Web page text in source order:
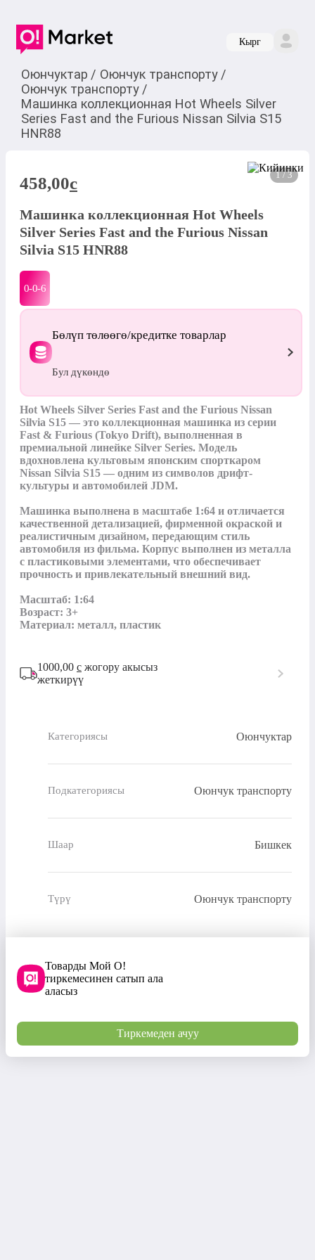
Кырг
Оюнчуктар / Оюнчук транспорту /
Оюнчук транспорту /
Машинка коллекционная Hot Wheels Silver
Series Fast and the Furious Nissan Silvia S15
HNR88
1 / 3
458,00c
Машинка коллекционная Hot Wheels
Silver Series Fast and the Furious Nissan
Silvia S15 HNR88
0-0-6
Бөлүп төлөөгө/кредитке товарлар
Бул дүкөндө
Hot Wheels Silver Series Fast and the Furious Nissan
Silvia S15 — это коллекционная машинка из серии
Fast & Furious (Tokyo Drift), выполненная в
премиальной линейке Silver Series. Модель
вдохновлена культовым японским спорткаром
Nissan Silvia S15 — одним из символов дрифт-
культуры и автомобилей JDM.
Машинка выполнена в масштабе 1:64 и отличается
качественной детализацией, фирменной окраской и
реалистичным дизайном, передающим стиль
автомобиля из фильма. Корпус выполнен из металла
с пластиковыми элементами, что обеспечивает
прочность и привлекательный внешний вид.
Масштаб: 1:64
Возраст: 3+
Материал: металл, пластик
1000,00 с жогору акысыз
жеткирүү
Категориясы Оюнчуктар
Подкатегориясы Оюнчук транспорту
Шаар Бишкек
Түрү Оюнчук транспорту
Товарды Мой О!
тиркемесинен сатып ала
аласыз
Тиркемеден ачуу